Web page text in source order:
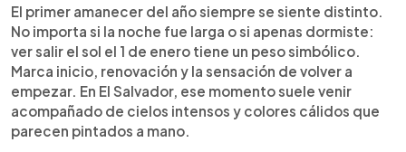
Escuchar artículo
El primer amanecer de 2026 marca un inicio
simbólico lleno de calma y luz. En El Salvador, este
momento se vive con cielos intensos y colores
cálidos, un fenómeno explicado por la dispersión
de Rayleigh, que realza los tonos rojos y dorados
al salir el sol. Gracias a la diversidad del territorio,
es posible recibir el nuevo año desde playas,
lagos y montañas en pocos desplazamientos.
El primer amanecer del año siempre se siente distinto.
No importa si la noche fue larga o si apenas dormiste:
ver salir el sol el 1 de enero tiene un peso simbólico.
Marca inicio, renovación y la sensación de volver a
empezar. En El Salvador, ese momento suele venir
acompañado de cielos intensos y colores cálidos que
parecen pintados a mano.